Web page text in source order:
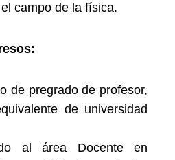
campo de la física.
de pregrado de profesor,
de universidad
al área Docente en